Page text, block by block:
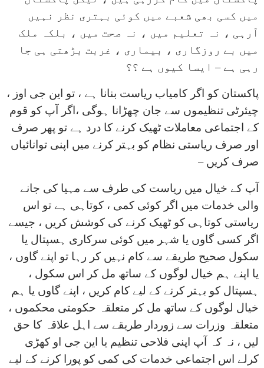
میں کسی بھی شعبے میں کوئی بہتری نظر نہیں
آرہی ، نہ تعلیم میں ، نہ صحت میں ، بلکہ ملک
میں بے روزگاری ، بیماری ، غربت بڑھتی ہی جا
رہی ہے – ایسا کیوں ہے ؟؟
پاکستان کو اگر کامیاب ریاست بنانا ہے ، تو این جی اوز ،
چیئرٹی تنظیموں سے جان چھڑانا ہوگی ،اگر آپ کو قوم
کے اجتماعی معاملات ٹھیک کرنے کا درد ہے تو پھر صرف
اور صرف ریاستی نظام کو بہتر کرنے میں اپنی توانائیاں
صرف کریں –
آپ کے خیال میں ریاست کی طرف سے مہیا کی جانے
والی خدمات میں اگر کوئی کمی ، کوتاہی ہے تو اس
ریاستی کوتاہی کو ٹھیک کرنے کی کوشش کریں ، جیسے
اگر کسی گاوں یا شہر میں کوئی سرکاری ہسپتال یا
سکول صحیح طریقے سے کام نہیں کر رہا تو اپنے گاوں ،
یا اپنے ہم خیال لوگوں کے ساتھ مل کر اس سکول ،
ہسپتال کو بہتر کرنے کے لیے کام کریں ، اپنے گاوں یا ہم
خیال لوگوں کے ساتھ مل کر متعلقہ حکومتی محکموں ،
متعلقہ وزرات سے زوردار طریقے سے اہل علاقہ کا حق
لیں ، نہ کہ آپ اپنی فلاحی تنظیم یا این جی او کھڑی
کرلے اس اجتماعی خدمات کی کمی کو پورا کرنے کے لیے